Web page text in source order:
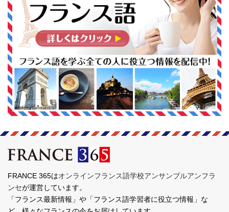
FRANCE 365はオンラインフランス語学校アンサンブルアンフラ
ンセが運営しています。
「フランス最新情報」や「フランス語学習者に役立つ情報」な